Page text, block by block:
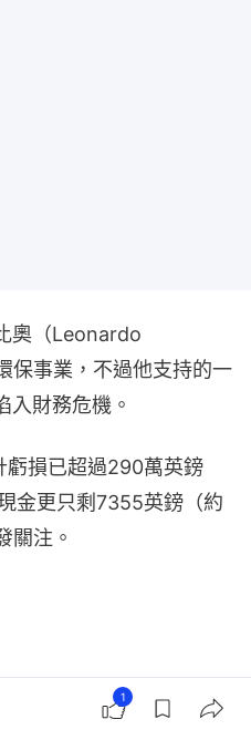
奧（Leonardo
保事業，不過他支持的一
入財務危機。
虧損已超過290萬英鎊
金更只剩7355英鎊（約
關注。
1